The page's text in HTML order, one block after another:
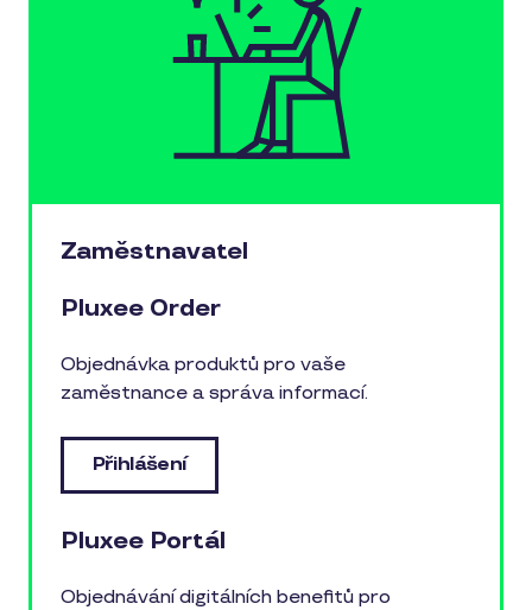
Zaměstnavatel
Pluxee Order
Objednávka produktů pro vaše
zaměstnance a správa informací.
Přihlášení
Pluxee Portál
Objednávání digitálních benefitů pro